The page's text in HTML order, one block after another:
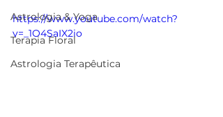
Astrologia & Yoga
Terapia Floral
Astrologia Terapêutica
https://www.youtube.com/watch?
v=_1O4SaIX2io